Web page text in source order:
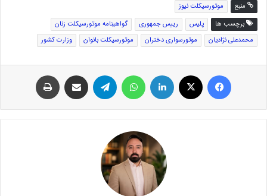
منبع
موتورسیکلت نیوز
برچسب ها
پلیس رییس جمهوری
گواهینامه موتورسیکلت زنان
محمدعلی نژادیان
موتورسواری دختران موتورسیکلت بانوان وزارت کشور
فیس بوک لینکدین تلگرام اشتراک گذاری از طریق ایمیل